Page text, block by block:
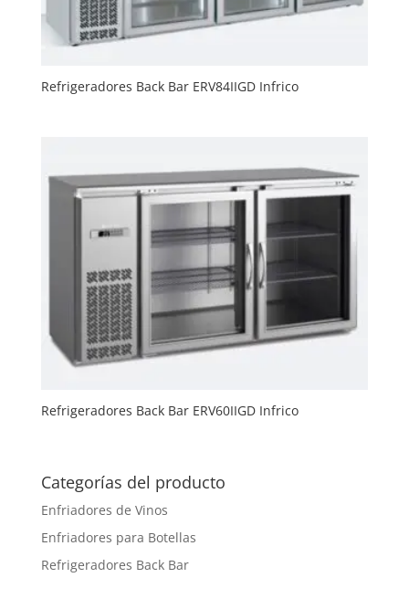
Refrigeradores Back Bar ERV84IIGD Infrico
Refrigeradores Back Bar ERV60IIGD Infrico
Categorías del producto
Enfriadores de Vinos
Enfriadores para Botellas
Refrigeradores Back Bar